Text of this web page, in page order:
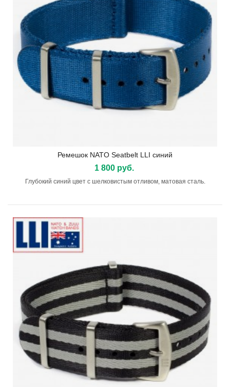
Ремешок NATO Seatbelt LLI синий
1 800 руб.
Глубокий синий цвет с шелковистым отливом, матовая сталь.